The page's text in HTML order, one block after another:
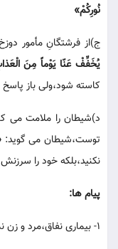
نُورِکُمْ»
ج)از فرشتگانِ مأمور
یُخَفِّفْ عَنّا یَوْماً مِنَ
کاسته شود،ولی باز
د)شیطان را ملامت می
توست،شیطان می گوید:
نکنید،بلکه خود را
پیام ها:
1- بیماری نفاق،مرد و زن نمی شناسد.